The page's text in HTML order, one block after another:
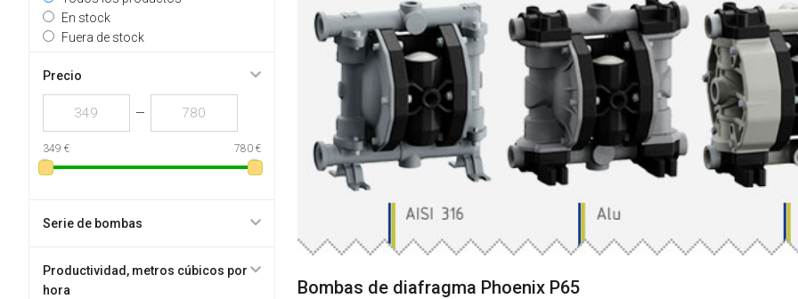
En stock
Fuera de stock
Precio
—
349 € 780 €
Serie de bombas
Productividad, metros cúbicos por
hora
Bombas de diafragma Phoenix P65